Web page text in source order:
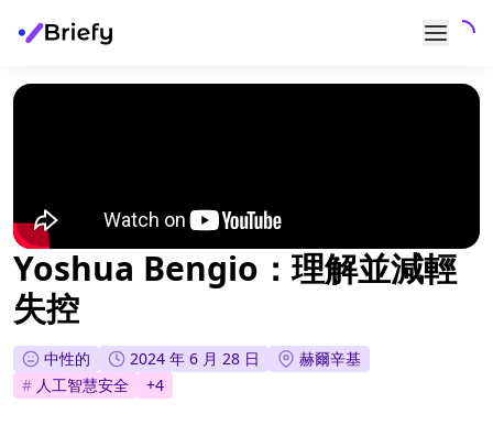
Yoshua Bengio：理解並減輕
失控
中性的 2024 年 6 月 28 日
赫爾辛基
# 人工智慧安全 +4